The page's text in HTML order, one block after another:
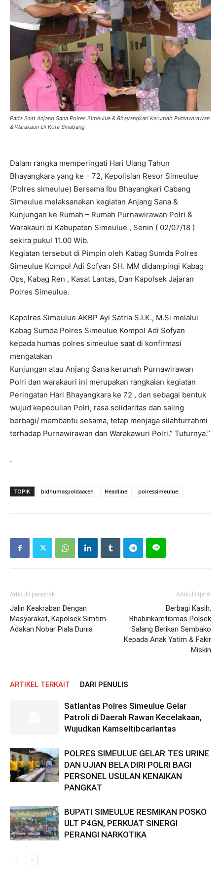
Pada Saat Anjang Sana Polres Simeulue & Bhayangkari Kerumah Purnawirawan
& Warakauri Di Kota Sinabang
Dalam rangka memperingati Hari Ulang Tahun
Bhayangkara yang ke – 72, Kepolisian Resor Simeulue
(Polres simeulue) Bersama Ibu Bhayangkari Cabang
Simeulue melaksanakan kegiatan Anjang Sana &
Kunjungan ke Rumah – Rumah Purnawirawan Polri &
Warakauri di Kabupaten Simeulue , Senin ( 02/07/18 )
sekira pukul 11.00 Wib.
Kegiatan tersebut di Pimpin oleh Kabag Sumda Polres
Simeulue Kompol Adi Sofyan SH. MM didampingi Kabag
Ops, Kabag Ren , Kasat Lantas, Dan Kapolsek Jajaran
Polres Simeulue.
Kapolres Simeulue AKBP Ayi Satria S.I.K., M.Si melalui
Kabag Sumda Polres Simeulue Kompol Adi Sofyan
kepada humas polres simeulue saat di konfirmasi
mengatakan
Kunjungan atau Anjang Sana kerumah Purnawirawan
Polri dan warakauri ini merupakan rangkaian kegiatan
Peringatan Hari Bhayangkara ke 72 , dan sebagai bentuk
wujud kepedulian Polri, rasa solidaritas dan saling
berbagi/ membantu sesama, tetap menjaga silahturrahmi
terhadap Purnawirawan dan Warakawuri Polri.” Tuturnya.”
.
TOPIK bidhumaspoldaaceh Headline polressimeulue
Artikulli paraprak
Jalin Keakraban Dengan
Masyarakat, Kapolsek Simtim
Adakan Nobar Piala Dunia
Artikulli tjetër
Berbagi Kasih,
Bhabinkamtibmas Polsek
Salang Berikan Sembako
Kepada Anak Yatim & Fakir
Miskin
ARTIKEL TERKAIT DARI PENULIS
Satlantas Polres Simeulue Gelar
Patroli di Daerah Rawan Kecelakaan,
Wujudkan Kamseltibcarlantas
POLRES SIMEULUE GELAR TES URINE
DAN UJIAN BELA DIRI POLRI BAGI
PERSONEL USULAN KENAIKAN
PANGKAT
BUPATI SIMEULUE RESMIKAN POSKO
ULT P4GN, PERKUAT SINERGI
PERANGI NARKOTIKA